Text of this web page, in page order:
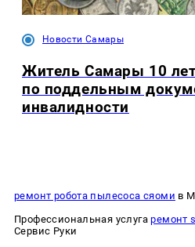
Новости Самары
Житель Самары 10
по поддельным
инвалидности
ремонт робота пылесоса сяоми в
Профессиональная услугаремонт
Сервис Руки